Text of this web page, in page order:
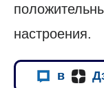
настроения.
в